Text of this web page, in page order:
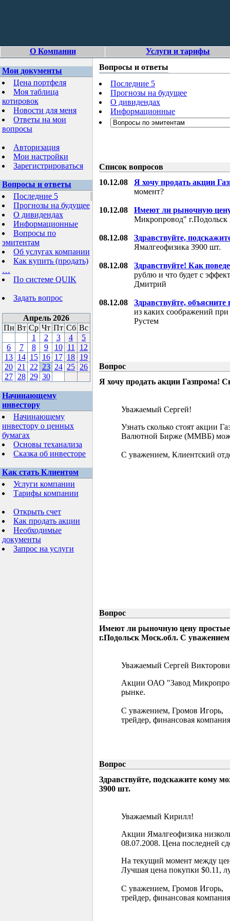
О Компании Услуги и тарифы
Мои документы
Цена портфеля
Моя таблица
котировок
Новости для меня
Ответы на мои
вопросы
Авторизация
Мои настройки
Зарегистрироваться
Вопросы и ответы
Последние 5
Прогнозы на будущее
О дивидендах
Информационные
Вопросы по
эмитентам
Об услугах компании
Как купить (продать)
…
По системе QUIK
Задать вопрос
Апрель 2026
Пн Вт Ср Чт Пт Сб Вс
1
2 3 4
5
6
7 8 9 10 11
12
13 14 15 16 17 18 19
20 21 22 23 24 25 26
27 28 29 30
Начинающему
инвестору
Начинающему
инвестору о ценных
бумагах
Основы теханализа
Сказка об инвесторе
Как стать Клиентом
Услуги компании
Тарифы компании
Открыть счет
Как продать акции
Необходимые
документы
Запрос на услуги
Вопросы и ответы
Последние 5
Прогнозы на будущее
О дивидендах
Информационные
Список вопросов
10.12.08 Я хочу продать акции
момент?
10.12.08
Имеют ли рыночную
Микропровод"
08.12.08
Здравствуйте,
Ямалгеофизика 3900 шт.
08.12.08
Здравствуйте! Как
рублю и что будет с
Дмитрий
08.12.08
Здравствуйте, объясните
из каких соображений
Рустем
Вопрос
Я хочу продать акции Газпрома!
Уважаемый Сергей!
Узнать сколько стоят акции
Валютной Бирже (ММВБ)
С уважением, Клиентский
Вопрос
Имеют ли рыночную цену
г.Подольск Моск.обл. С
Уважаемый Сергей
Акции ОАО "Завод
рынке.
С уважением, Громов Игорь,
трейдер, финансовая
Вопрос
Здравствуйте, подскажите кому
3900 шт.
Уважаемый Кирилл!
Акции Ямалгеофизика
08.07.2008. Цена последней
На текущий момент между
Лучшая цена покупки $0.11,
С уважением, Громов Игорь,
трейдер, финансовая